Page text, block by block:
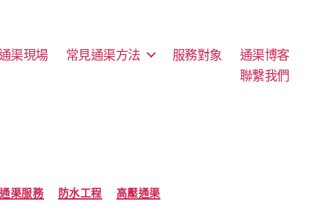
渠現場 常見通渠方法 服務對象
通渠博客
聯繫我們
通渠服務 防水工程 高壓通渠